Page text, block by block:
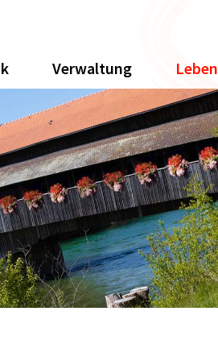
Verwaltung Leben